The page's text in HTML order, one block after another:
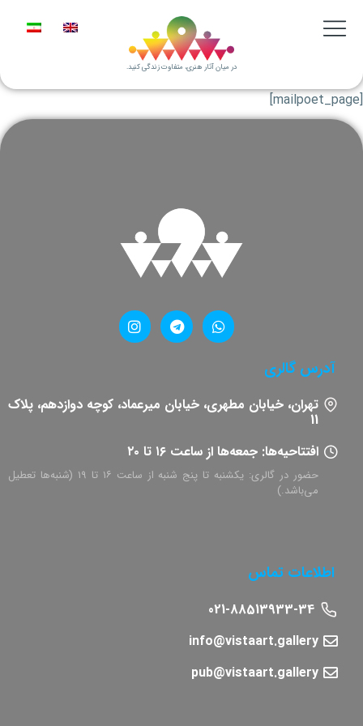
در میان آثار هنری، متفاوت زندگی کنید.
[mailpoet_page]
آدرس گالری
تهران، خیابان مطهری، خیابان میرعماد، کوچه دوازدهم، پلاک
11​
افتتاحیه‌ها: جمعه‌ها از ساعت ۱۶ تا ۲۰
حضور در گالری: یکشنبه تا پنج شنبه از ساعت ۱۶ تا ۱۹ (شنبه‌ها تعطیل
می‌باشد.)
اطلاعات تماس
021-88513933-34
info@vistaart.gallery
pub@vistaart.gallery